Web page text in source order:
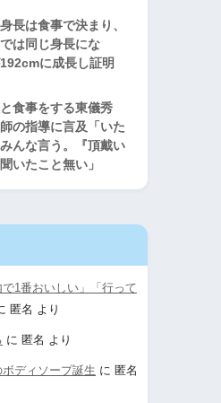
長は食事で決まり、
は同じ身長にな
に成長し証明
と食事をする東儀秀
の指導に言及「いた
んな言う。『頂戴い
いたこと無い」
1番おいしい」「行って
匿名 より
に 匿名 より
ディソープ誕生 に 匿名